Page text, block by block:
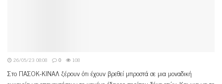
26/05/23 08:08 0 108
Στο ΠΑΣΟΚ-ΚΙΝΑΛ ξέρουν ότι έχουν βρεθεί μπροστά σε μια μοναδική